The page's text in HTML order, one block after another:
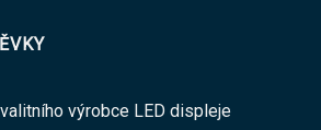
výrobce LED displeje